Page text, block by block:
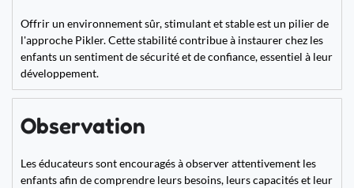
Offrir un environnement sûr, stimulant et stable est un pilier de
l'approche Pikler. Cette stabilité contribue à instaurer chez les
enfants un sentiment de sécurité et de confiance, essentiel à leur
développement.
Observation
Les éducateurs sont encouragés à observer attentivement les
enfants afin de comprendre leurs besoins, leurs capacités et leur